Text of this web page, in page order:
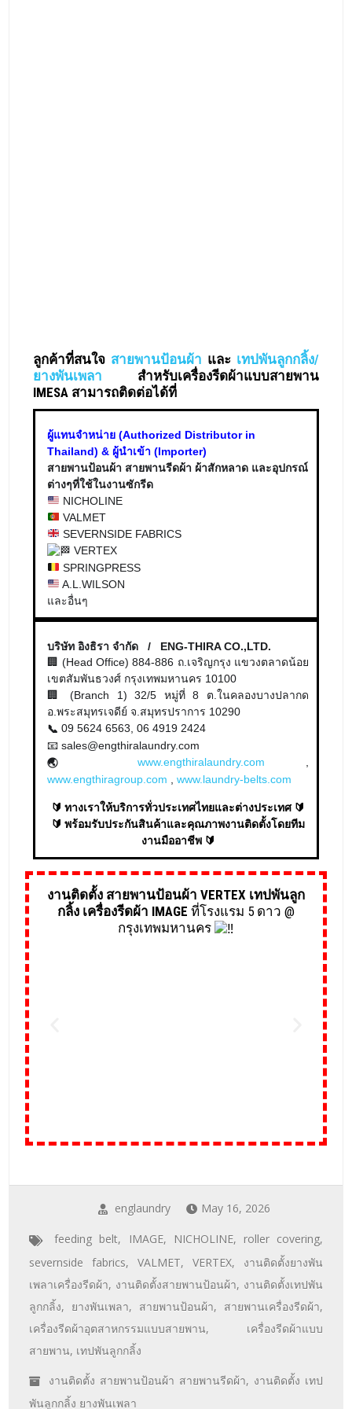
ลูกค้าที่สนใจ สายพานป้อนผ้า และ เทปพันลูกกลิ้ง/
ยางพันเพลา สำหรับเครื่องรีดผ้าแบบสายพาน
IMESA สามารถติดต่อได้ที่
ผู้แทนจำหน่าย (Authorized Distributor in
Thailand) & ผู้นำเข้า (Importer)
สายพานป้อนผ้า สายพานรีดผ้า ผ้าสักหลาด และอุปกรณ์
ต่างๆที่ใช้ในงานซักรีด
NICHOLINE
VALMET
SEVERNSIDE FABRICS
VERTEX
SPRINGPRESS
A.L.WILSON
และอื่นๆ
บริษัท อิงธิรา จำกัด / ENG-THIRA CO.,LTD.
🏢 (Head Office) 884-886 ถ.เจริญกรุง แขวงตลาดน้อย
เขตสัมพันธวงศ์ กรุงเทพมหานคร 10100
🏢 (Branch 1) 32/5 หมู่ที่ 8 ต.ในคลองบางปลากด
อ.พระสมุทรเจดีย์ จ.สมุทรปราการ 10290
📞 09 5624 6563, 06 4919 2424
📧 sales@engthiralaundry.com
🌏 www.engthiralaundry.com ,
www.engthiragroup.com ,www.laundry-belts.com
🔰 ทางเราให้บริการทั่วประเทศไทยและต่างประเทศ 🔰
🔰 พร้อมรับประกันสินค้าและคุณภาพงานติดตั้งโดยทีม
งานมืออาชีพ 🔰
งานติดตั้ง สายพานป้อนผ้า VERTEX เทปพันลูก
กลิ้ง เครื่องรีดผ้า IMAGE ที่โรงแรม 5 ดาว @
กรุงเทพมหานคร
englaundry May 16, 2026
feeding belt, IMAGE, NICHOLINE, roller covering,
severnside fabrics,VALMET, VERTEX, งานติดตั้งยางพัน
เพลาเครื่องรีดผ้า, งานติดตั้งสายพานป้อนผ้า, งานติดตั้งเทปพัน
ลูกกลิ้ง, ยางพันเพลา, สายพานป้อนผ้า, สายพานเครื่องรีดผ้า,
เครื่องรีดผ้าอุตสาหกรรมแบบสายพาน, เครื่องรีดผ้าแบบ
สายพาน, เทปพันลูกกลิ้ง
งานติดตั้ง สายพานป้อนผ้า สายพานรีดผ้า, งานติดตั้ง เทป
พันลูกกลิ้ง ยางพันเพลา